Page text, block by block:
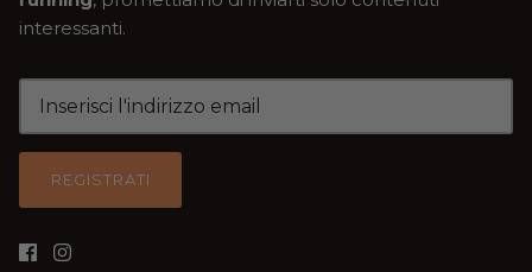
interessanti.
REGISTRATI